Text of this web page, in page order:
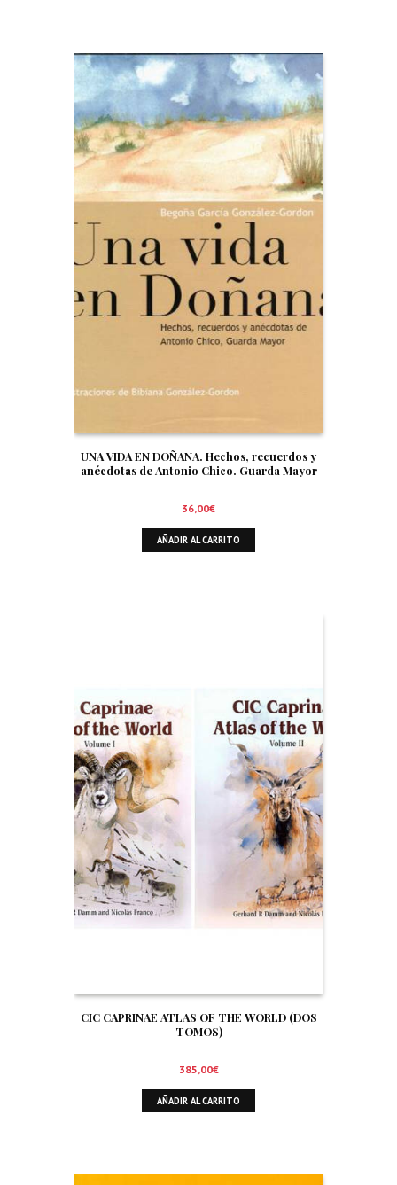
UNA VIDA EN DOÑANA. Hechos, recuerdos y
anécdotas de Antonio Chico. Guarda Mayor
36,00€
AÑADIR AL CARRITO
CIC CAPRINAE ATLAS OF THE WORLD (DOS
TOMOS)
385,00€
AÑADIR AL CARRITO